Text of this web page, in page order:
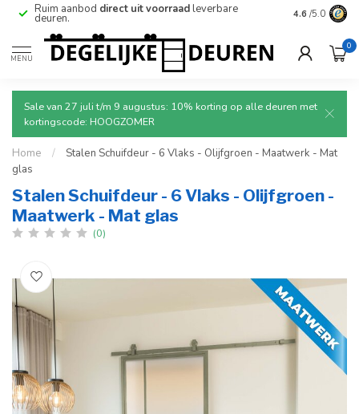
Betrouwbare enveiligelevering met tracking. 4.6 /5.0
MENU
0
Sale van 27 juli t/m 9 augustus: 10% korting op alle deuren met
kortingscode: HOOGZOMER
Home /
Stalen Schuifdeur - 6 Vlaks - Olijfgroen - Maatwerk - Mat
glas
Stalen Schuifdeur - 6 Vlaks - Olijfgroen -
Maatwerk - Mat glas
(0)